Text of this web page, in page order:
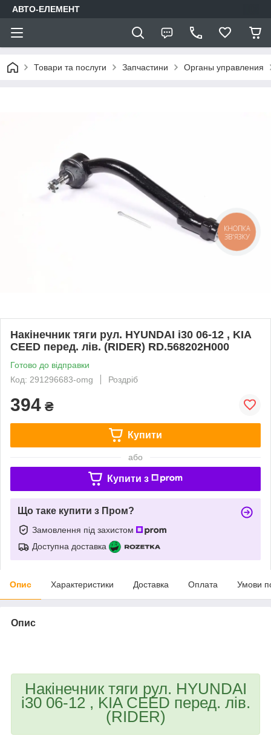
АВТО-ЕЛЕМЕНТ
Товари та послуги Запчастини Органы управления
Накінечник тяги рул. HYUNDAI i30 06-12 , KIA
CEED перед. лів. (RIDER) RD.568202H000
Готово до відправки
Код: 291296683-omg
Роздріб
394 ₴
Купити
або
Купити з
Що таке купити з Пром?
Замовлення під захистом
Доступна доставка
Опис Характеристики Доставка Оплата Умови
Опис
Накінечник тяги рул. HYUNDAI
i30 06-12 , KIA CEED перед. лів.
(RIDER)
КНОПКА
ЗВ'ЯЗКУ